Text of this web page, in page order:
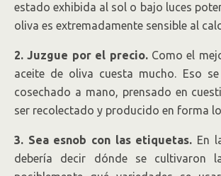
estado exhibida al sol o bajo luces
oliva es extremadamente sensible al
2. Juzgue por el precio.Como el
aceite de oliva cuesta mucho. Eso
cosechado a mano, prensado en
ser recolectado y producido en forma
3. Sea esnob con las etiquetas. En
debería decir dónde se cultivaron